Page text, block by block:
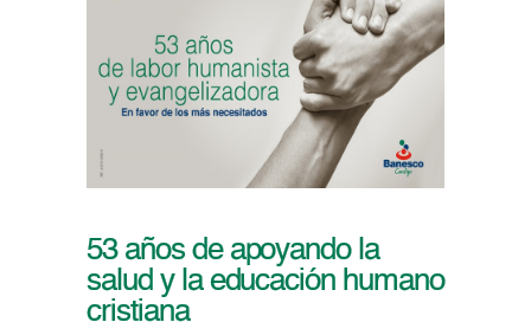
53 años de apoyando la
salud y la educación humano
cristiana